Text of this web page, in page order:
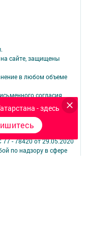
- здесь
сайте, защищены
в любом объеме
согласия
по печати и массовым
- 78420 от 29.05.2020
по надзору в сфере